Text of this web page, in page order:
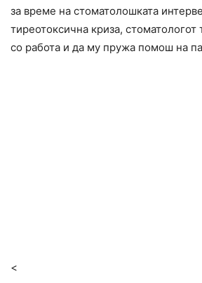
за време на стоматолошката
тиреотоксична криза, стоматологот
со работа и да му пружа помош на
<